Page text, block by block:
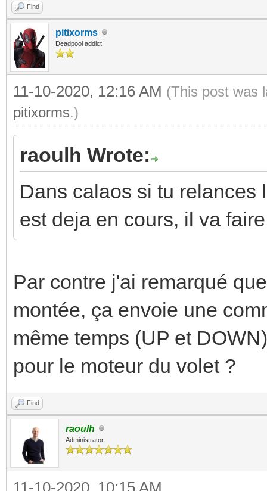
Find
pitixorms
Deadpool addict
11-10-2020, 12:16 AM (This post was
pitixorms.)
raoulh Wrote:
Dans calaos si tu relances
est deja en cours, il va
Par contre j'ai remarqué
montée, ça envoie une
même temps (UP et
pour le moteur du volet ?
Find
raoulh
Administrator
11-10-2020, 10:15 AM